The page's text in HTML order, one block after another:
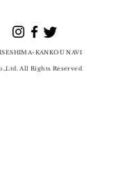
ISESHIMA-KANKOU NAVI
All Rights Reserved